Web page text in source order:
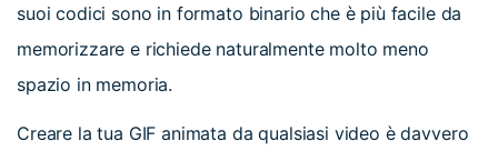
suoi codici sono in formato binario che è più facile da
memorizzare e richiede naturalmente molto meno
spazio in memoria.
Creare la tua GIF animata da qualsiasi video è davvero